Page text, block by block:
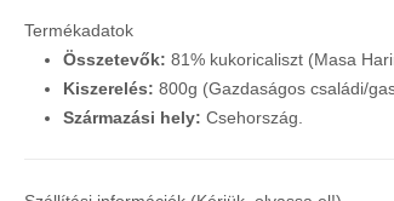
Termékadatok
Összetevők: 81% kukoricaliszt (Masa
Kiszerelés: 800g (Gazdaságos családi/
Származási hely: Csehország.